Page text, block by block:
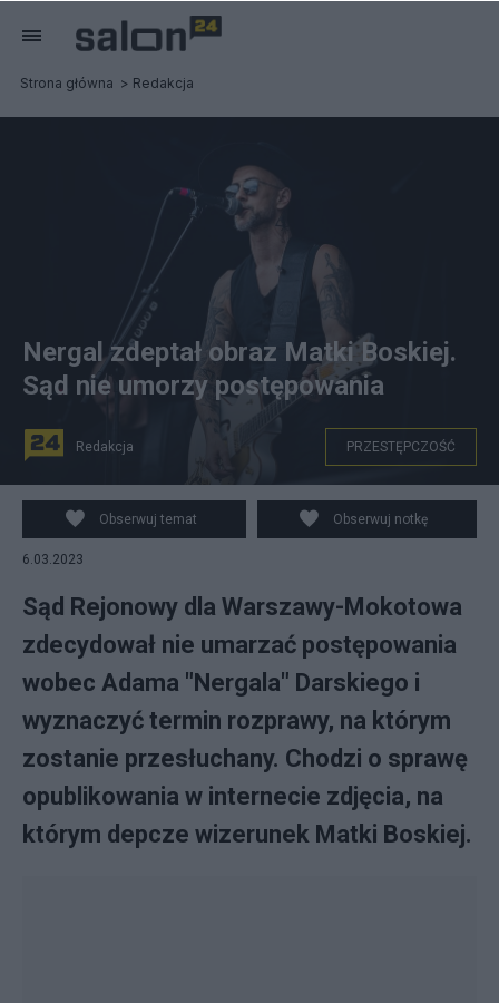
Strona główna Redakcja
Sąd wyznaczył nową rozprawę na 29 maja. fot. Andreas
Lawen, Fotandi, CC BY-SA 4.0
Nergal zdeptał obraz Matki Boskiej.
Sąd nie umorzy postępowania
Redakcja PRZESTĘPCZOŚĆ
Obserwuj temat Obserwuj notkę
6.03.2023
Sąd Rejonowy dla Warszawy-Mokotowa
zdecydował nie umarzać postępowania
wobec Adama "Nergala" Darskiego i
wyznaczyć termin rozprawy, na którym
zostanie przesłuchany. Chodzi o sprawę
opublikowania w internecie zdjęcia, na
którym depcze wizerunek Matki Boskiej.